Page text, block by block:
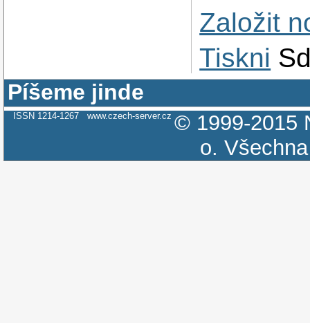
Založit
Tiskni
Píšeme jinde
ISSN 1214-1267 www.czech-server.cz © 1999-2015
o.